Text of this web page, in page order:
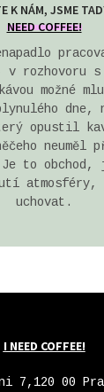
K NÁM, JSME
NEED COFFEE!
rozhovoru s
možné
dne,
opustil
neuměl
Je to
atmosféry,
uchovat.
I NEED COFFEE!
7,120 00